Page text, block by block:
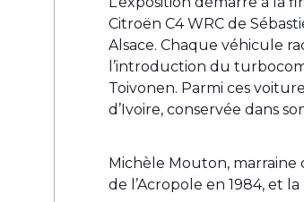
Citroën C4 WRC de
Alsace. Chaque véhicule
l’introduction du
Toivonen. Parmi ces
d’Ivoire, conservée dans
Michèle Mouton, marraine
de l’Acropole en 1984, et